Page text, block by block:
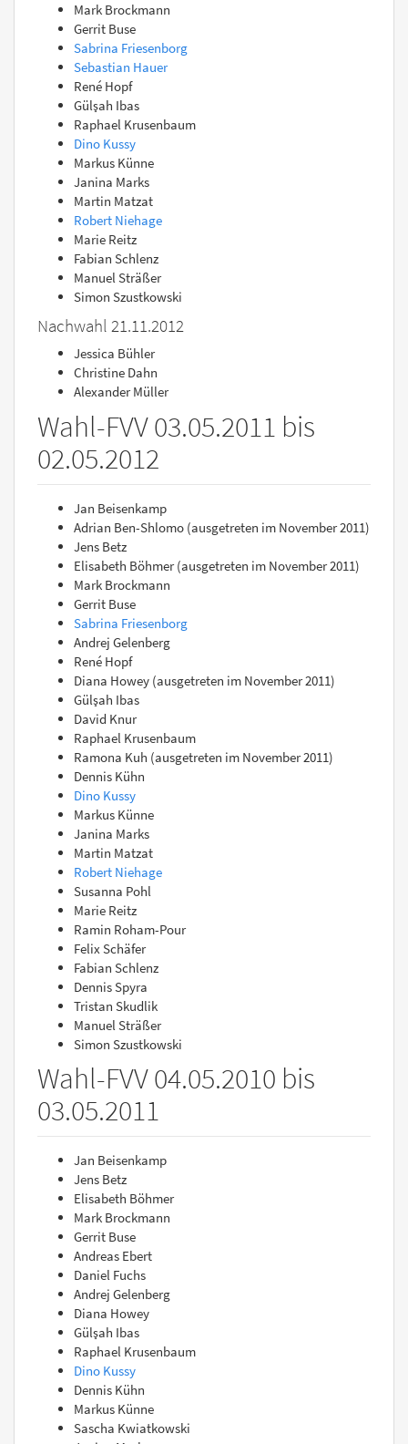
Mark Brockmann
Gerrit Buse
Sabrina Friesenborg
Sebastian Hauer
René Hopf
Gülşah Ibas
Raphael Krusenbaum
Dino Kussy
Markus Künne
Janina Marks
Martin Matzat
Robert Niehage
Marie Reitz
Fabian Schlenz
Manuel Sträßer
Simon Szustkowski
Nachwahl 21.11.2012
Jessica Bühler
Christine Dahn
Alexander Müller
Wahl-FVV 03.05.2011 bis
02.05.2012
Jan Beisenkamp
Adrian Ben-Shlomo (ausgetreten im November 2011)
Jens Betz
Elisabeth Böhmer (ausgetreten im November 2011)
Mark Brockmann
Gerrit Buse
Sabrina Friesenborg
Andrej Gelenberg
René Hopf
Diana Howey (ausgetreten im November 2011)
Gülşah Ibas
David Knur
Raphael Krusenbaum
Ramona Kuh (ausgetreten im November 2011)
Dennis Kühn
Dino Kussy
Markus Künne
Janina Marks
Martin Matzat
Robert Niehage
Susanna Pohl
Marie Reitz
Ramin Roham-Pour
Felix Schäfer
Fabian Schlenz
Dennis Spyra
Tristan Skudlik
Manuel Sträßer
Simon Szustkowski
Wahl-FVV 04.05.2010 bis
03.05.2011
Jan Beisenkamp
Jens Betz
Elisabeth Böhmer
Mark Brockmann
Gerrit Buse
Andreas Ebert
Daniel Fuchs
Andrej Gelenberg
Diana Howey
Gülşah Ibas
Raphael Krusenbaum
Dino Kussy
Dennis Kühn
Markus Künne
Sascha Kwiatkowski